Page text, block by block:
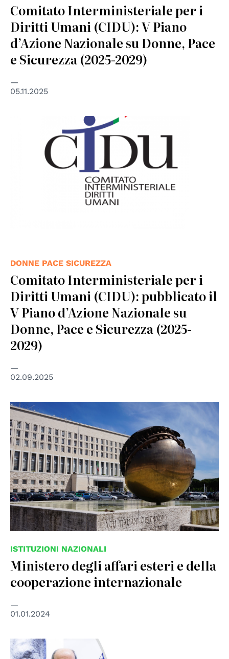
Comitato Interministeriale per i
Diritti Umani (CIDU): V Piano
d’Azione Nazionale su Donne, Pace
e Sicurezza (2025-2029)
05.11.2025
DONNE PACE SICUREZZA
Comitato Interministeriale per i
Diritti Umani (CIDU): pubblicato il
V Piano d’Azione Nazionale su
Donne, Pace e Sicurezza (2025-
2029)
02.09.2025
ISTITUZIONI NAZIONALI
Ministero degli affari esteri e della
cooperazione internazionale
01.01.2024